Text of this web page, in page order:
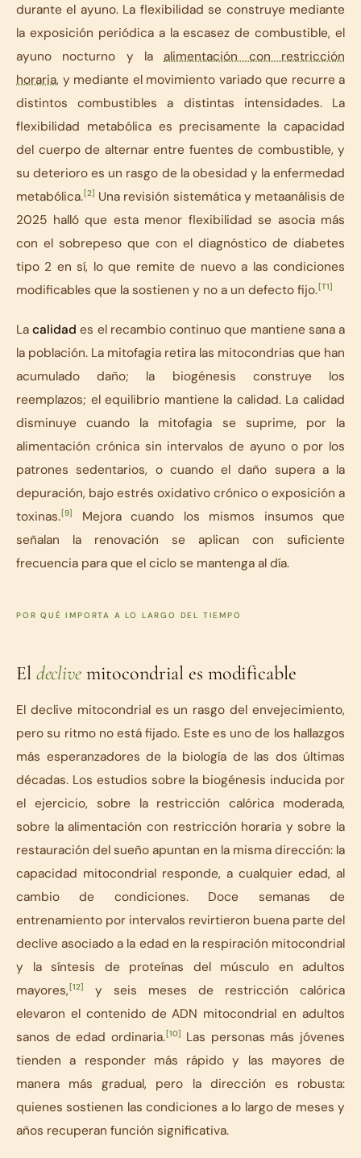
durante el ayuno. La flexibilidad se construye mediante
la exposición periódica a la escasez de combustible, el
ayuno nocturno y laalimentación con restricción
horaria, y mediante el movimiento variado que recurre a
distintos combustibles a distintas intensidades. La
flexibilidad metabólica es precisamente la capacidad
del cuerpo de alternar entre fuentes de combustible, y
su deterioro es un rasgo de la obesidad y la enfermedad
metabólica.[2] Una revisión sistemática y metaanálisis de
2025 halló que esta menor flexibilidad se asocia más
con el sobrepeso que con el diagnóstico de diabetes
tipo 2 en sí, lo que remite de nuevo a las condiciones
modificables que la sostienen y no a un defecto fijo.[T1]
Lacalidad es el recambio continuo que mantiene sana a
la población. La mitofagia retira las mitocondrias que han
acumulado daño; la biogénesis construye los
reemplazos; el equilibrio mantiene la calidad. La calidad
disminuye cuando la mitofagia se suprime, por la
alimentación crónica sin intervalos de ayuno o por los
patrones sedentarios, o cuando el daño supera a la
depuración, bajo estrés oxidativo crónico o exposición a
toxinas.[9]
Mejora cuando los mismos insumos que
señalan la renovación se aplican con suficiente
frecuencia para que el ciclo se mantenga al día.
POR QUÉ IMPORTA A LO LARGO DEL TIEMPO
El declivemitocondrial es modificable
El declive mitocondrial es un rasgo del envejecimiento,
pero su ritmo no está fijado. Este es uno de los hallazgos
más esperanzadores de la biología de las dos últimas
décadas. Los estudios sobre la biogénesis inducida por
el ejercicio, sobre la restricción calórica moderada,
sobre la alimentación con restricción horaria y sobre la
restauración del sueño apuntan en la misma dirección: la
capacidad mitocondrial responde, a cualquier edad, al
cambio de condiciones. Doce semanas de
entrenamiento por intervalos revirtieron buena parte del
declive asociado a la edad en la respiración mitocondrial
y la síntesis de proteínas del músculo en adultos
mayores,[12]
y seis meses de restricción calórica
elevaron el contenido de ADN mitocondrial en adultos
sanos de edad ordinaria.[10]
Las personas más jóvenes
tienden a responder más rápido y las mayores de
manera más gradual, pero la dirección es robusta:
quienes sostienen las condiciones a lo largo de meses y
años recuperan función significativa.